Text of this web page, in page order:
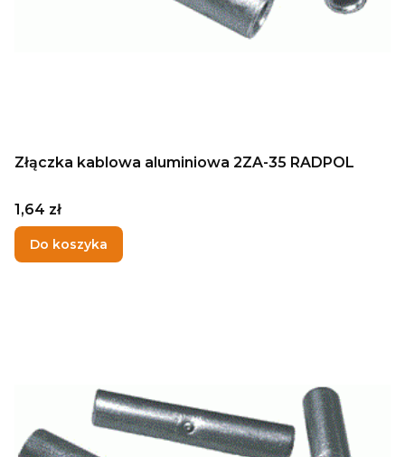
Złączka kablowa aluminiowa 2ZA-35 RADPOL
Cena
1,64 zł
Do koszyka